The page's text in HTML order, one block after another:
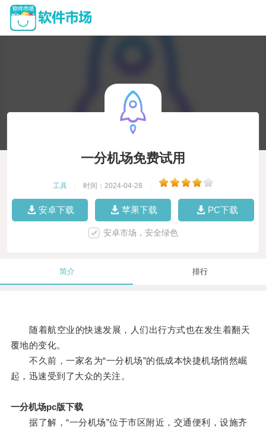
一分机场免费试用
工具 时间：2024-04-28
安卓下载 苹果下载 PC下载
安卓市场，安全绿色
简介 排行
随着航空业的快速发展，人们出行方式也在发生着翻天
覆地的变化。
不久前，一家名为“一分机场”的低成本快捷机场悄然崛
起，迅速受到了大众的关注。
一分机场pc版下载
据了解，“一分机场”位于市区附近，交通便利，设施齐